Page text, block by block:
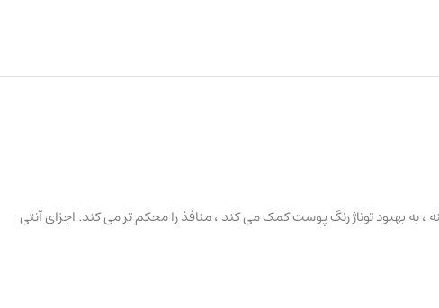
به بهبود توناژ رنگ پوست کمک می کند ، منافذ را محکم تر می کند. اجزای آنتی